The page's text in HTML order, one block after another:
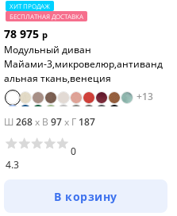
ХИТ ПРОДАЖ
БЕСПЛАТНАЯ ДОСТАВКА
78 975 р
Модульный диван
Майами-3,микровелюр,антиванд
альная ткань,венеция
+13
Ш 268x В 97x Г 187
4.3
0
В корзину